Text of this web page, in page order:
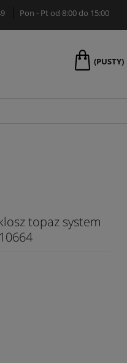
Pon - Pt od 8:00 do 15:00
(PUSTY)
topaz system